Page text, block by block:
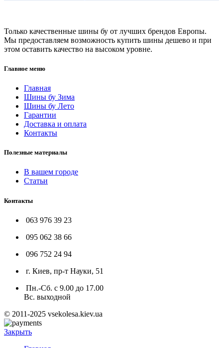
Только качественные шины бу от лучших брендов Европы.
Мы предоставляем возможность купить шины дешево и при
этом оставить качество на высоком уровне.
Главное меню
Главная
Шины бу Зима
Шины бу Лето
Гарантии
Доставка и оплата
Контакты
Полезные материалы
В вашем городе
Статьи
Контакты
063 976 39 23
095 062 38 66
096 752 24 94
г. Киев, пр-т Науки, 51
Пн.-Сб. с 9.00 до 17.00
Вс. выходной
© 2011-2025 vsekolesa.kiev.ua
Закрыть